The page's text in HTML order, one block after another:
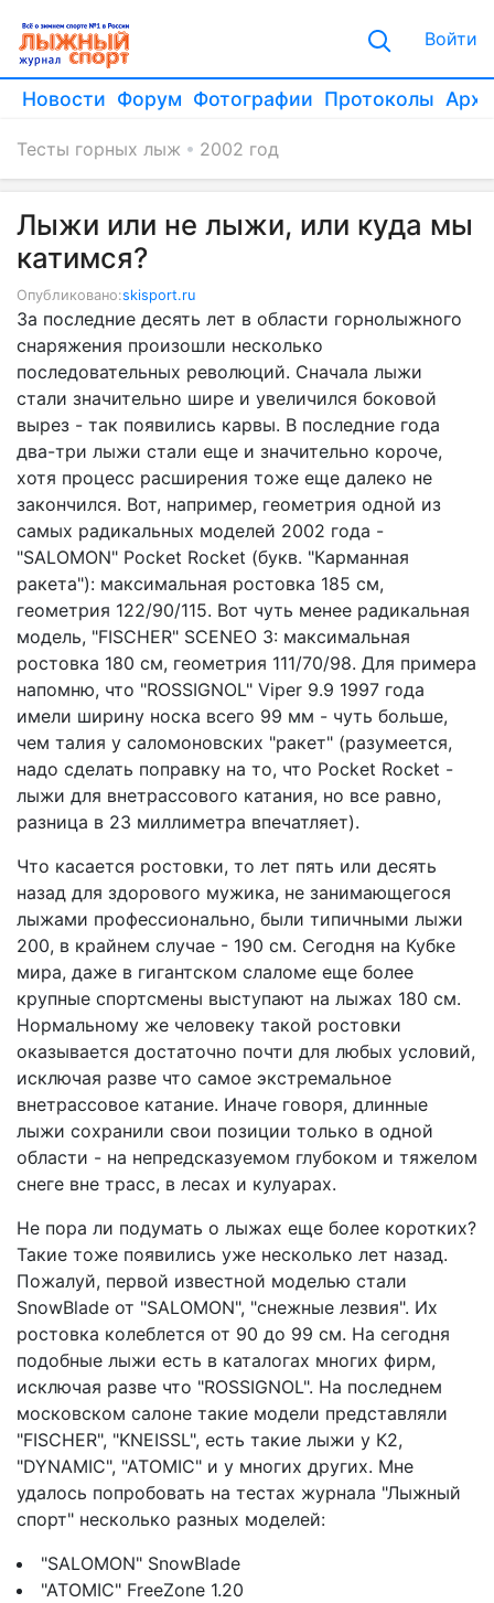
Войти
Новости Форум Фотографии Протоколы
Тесты горных лыж 2002 год
Лыжи или не лыжи, или куда мы
катимся?
Опубликовано:skisport.ru
За последние десять лет в области горнолыжного
снаряжения произошли несколько
последовательных революций. Сначала лыжи
стали значительно шире и увеличился боковой
вырез - так появились карвы. В последние года
два-три лыжи стали еще и значительно короче,
хотя процесс расширения тоже еще далеко не
закончился. Вот, например, геометрия одной из
самых радикальных моделей 2002 года -
"SALOMON" Pocket Rocket (букв. "Карманная
ракета"): максимальная ростовка 185 см,
геометрия 122/90/115. Вот чуть менее радикальная
модель, "FISCHER" SCENEO 3: максимальная
ростовка 180 см, геометрия 111/70/98. Для примера
напомню, что "ROSSIGNOL" Viper 9.9 1997 года
имели ширину носка всего 99 мм - чуть больше,
чем талия у саломоновских "ракет" (разумеется,
надо сделать поправку на то, что Pocket Rocket -
лыжи для внетрассового катания, но все равно,
разница в 23 миллиметра впечатляет).
Что касается ростовки, то лет пять или десять
назад для здорового мужика, не занимающегося
лыжами профессионально, были типичными лыжи
200, в крайнем случае - 190 см. Сегодня на Кубке
мира, даже в гигантском слаломе еще более
крупные спортсмены выступают на лыжах 180 см.
Нормальному же человеку такой ростовки
оказывается достаточно почти для любых условий,
исключая разве что самое экстремальное
внетрассовое катание. Иначе говоря, длинные
лыжи сохранили свои позиции только в одной
области - на непредсказуемом глубоком и тяжелом
снеге вне трасс, в лесах и кулуарах.
Не пора ли подумать о лыжах еще более коротких?
Такие тоже появились уже несколько лет назад.
Пожалуй, первой известной моделью стали
SnowBlade от "SALOMON", "снежные лезвия". Их
ростовка колеблется от 90 до 99 см. На сегодня
подобные лыжи есть в каталогах многих фирм,
исключая разве что "ROSSIGNOL". На последнем
московском салоне такие модели представляли
"FISCHER", "KNEISSL", есть такие лыжи у К2,
"DYNAMIC", "ATOMIC" и у многих других. Мне
удалось попробовать на тестах журнала "Лыжный
спорт" несколько разных моделей:
"SALOMON" SnowBlade
"ATOMIC" FreeZone 1.20